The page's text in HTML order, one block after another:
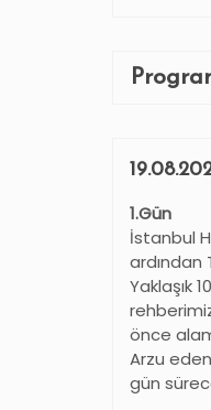
1.Gün
İstanbul
ardından
Yaklaşık
önce
Arzu
gün